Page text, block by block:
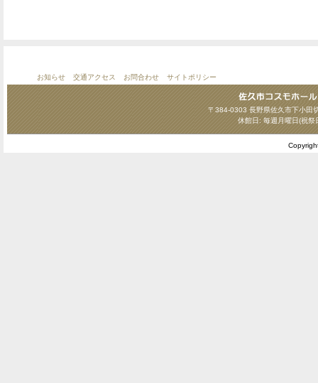
お知らせ 交通アクセス お問合わせ サイトポリシー
〒384-0303 長野県佐久市下小
休館日: 毎週月曜日(祝